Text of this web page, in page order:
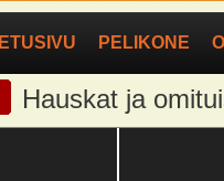
ETUSIVU PELIKONE
Hauskat ja